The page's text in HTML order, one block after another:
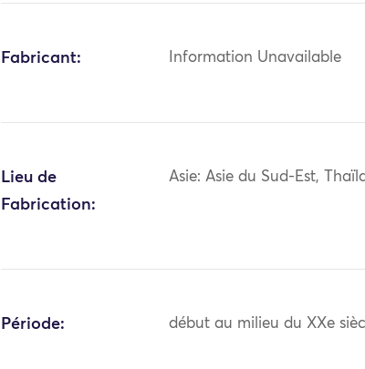
Fabricant: Information Unavailable
Lieu de
Fabrication:
Asie: Asie du Sud-Est,
Période: début au milieu du XXe